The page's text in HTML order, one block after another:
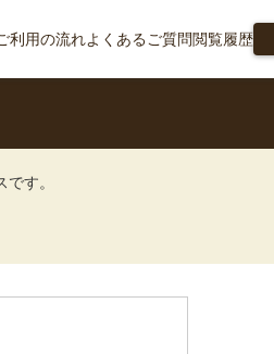
利用の流れよくあるご質問閲覧履歴
す。